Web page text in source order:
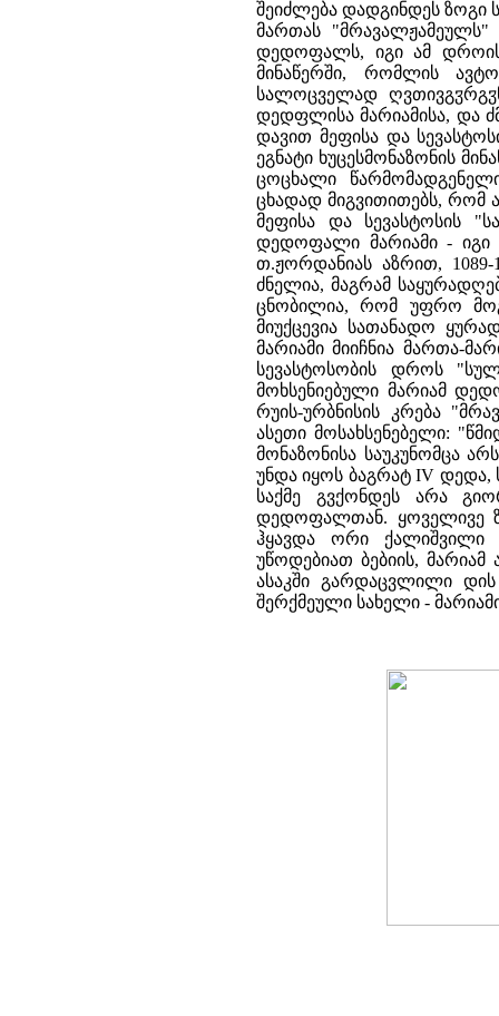
შეიძლება დადგინდეს ზოგი
მართას
დედოფალს, იგი ამ
მინაწერში, რომლის
სალოცველად
დედფლისა მარიამისა, და
დავით მეფისა და
ეგნატი ხუცესმონაზონის
ცოცხალი
ცხადად მიგვითითებს,
მეფისა და სევასტოსის
დედოფალი მარიამი - იგი
თ.ჟორდანიას აზრით,
ძნელია, მაგრამ
ცნობილია, რომ უფრო
მიუქცევია სათანადო
მარიამი მიიჩნია მართა-
სევასტოსობის დროს
მოხსენიებული მარიამ
რუის-ურბნისის კრება
ასეთი მოსახსენებელი:
მონაზონისა საუკუნომცა
უნდა იყოს ბაგრატ IV დედა,
საქმე გვქონდეს არა
დედოფალთან. ყოველივე
ჰყავდა ორი
უწოდებიათ ბებიის,
ასაკში გარდაცვლილი
შერქმეული სახელი -